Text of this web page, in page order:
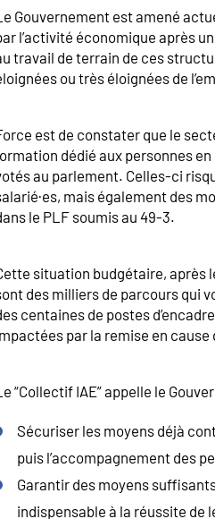
Gouvernement est amené
l’activité économique après
travail de terrain de ces
ou très éloignées de
est de constater que le
dédié aux personnes
au parlement. Celles-ci
mais également des
le PLF soumis au 49-3.
situation budgétaire, après
des milliers de parcours qui
centaines de postes
par la remise en
“Collectif IAE” appelle le
Sécuriser les moyens déjà
puis l’accompagnement des
Garantir des moyens
indispensable à la réussite de